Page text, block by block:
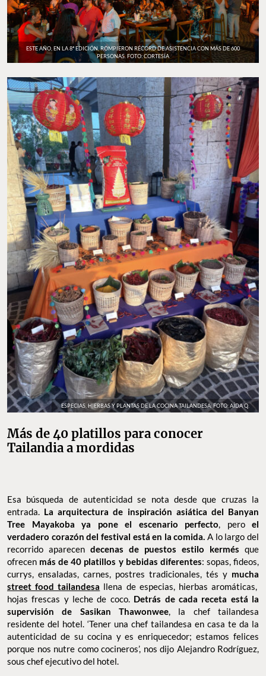
ESTE AÑO, EN LA 8ª EDICIÓN, ROMPIERON RÉCORD DE ASISTENCIA CON MÁS DE 600
PERSONAS. FOTO: CORTESÍA
ESPECIAS, HIERBAS Y PLANTAS DE LA COCINA TAILANDESA. FOTO: AÍDA Q.
Más de 40 platillos para conocer
Tailandia a mordidas
Esa búsqueda de autenticidad se nota desde que cruzas la
entrada. La arquitectura de inspiración asiática del Banyan
Tree Mayakoba ya pone el escenario perfecto, pero el
verdadero corazón del festival está en la comida. A lo largo del
recorrido aparecen decenas de puestos estilo kermés que
ofrecen más de 40 platillos y bebidas diferentes: sopas, fideos,
currys, ensaladas, carnes, postres tradicionales, tés y mucha
street food tailandesa llena de especias, hierbas aromáticas,
hojas frescas y leche de coco.Detrás de cada receta está la
supervisión de Sasikan Thawonwee, la chef tailandesa
residente del hotel. ‘Tener una chef tailandesa en casa te da la
autenticidad de su cocina y es enriquecedor; estamos felices
porque nos nutre como cocineros’, nos dijo Alejandro Rodríguez,
sous chef ejecutivo del hotel.